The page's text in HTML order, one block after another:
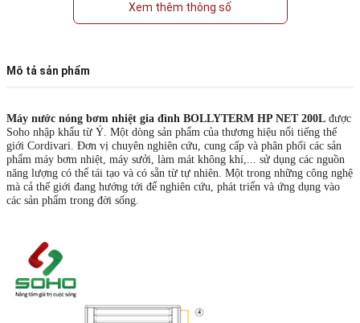
Đầu nối ống: 1" (Ren 34mm)
Môi chất gas lạnh: R134A
Độ ồn tối đa ( tiêu chuẩn EN 12102) : dB
Kích thước: Rộng 640x Cao 1585
Xem thêm thông số
Mô tả sản phẩm
Máy nước nóng bơm nhiệt gia đình BOLLYTERM HP NET 200L được
Soho nhập khẩu từ Ý. Một dòng sản phẩm của thương hiệu nổi tiếng thế
giới Cordivari. Đơn vị chuyên nghiên cứu, cung cấp và phân phối các sản
phẩm máy bơm nhiệt, máy sưởi, làm mát không khí,... sử dụng các nguồn
năng lượng có thể tái tạo và có sẵn từ tự nhiên. Một trong những công nghệ
mà cả thế giới đang hướng tới để nghiên cứu, phát triển và ứng dụng vào
các sản phẩm trong đời sống.